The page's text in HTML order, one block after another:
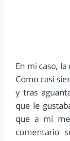
En mi caso,
Como casi
y tras
que le
que a mí
comentario